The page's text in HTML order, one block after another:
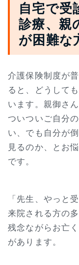
自宅で受
診療、親
が困難な
介護保険制度が
ると、どうして
います。親御さ
ついついご自分
い、でも自分が
見るのか、とお
です。
「先生、やっと
来院される方の
残念ながらお亡
があります。